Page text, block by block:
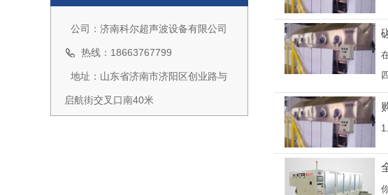
公司：济南科尔超声波设备有限公司
热线：18663767799
地址：山东省济南市济阳区创业路与
启航街交叉口南40米